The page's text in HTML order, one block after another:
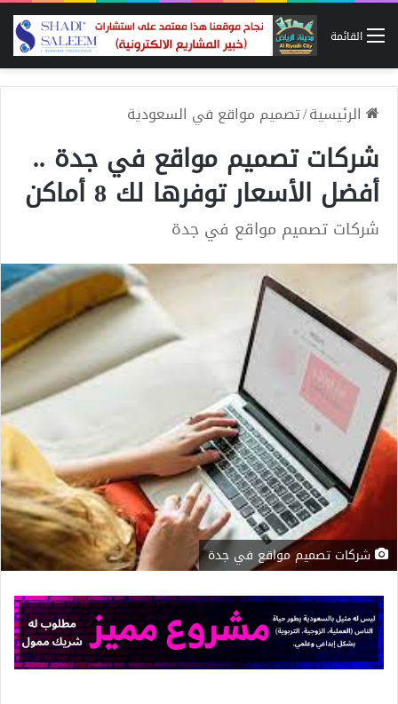
القائمة
الرئيسية/تصميم مواقع في السعودية
شركات تصميم مواقع في جدة ..
أفضل الأسعار توفرها لك 8 أماكن
شركات تصميم مواقع في جدة
شركات تصميم مواقع في جدة